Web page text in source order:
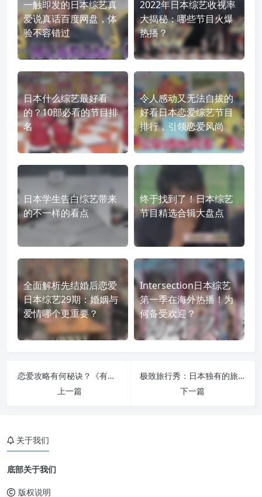
一触即发的日本综艺真
爱说真话百度网盘，体
验不容错过
2022年日本综艺收视率
大揭秘：哪些节目火爆
热播？
日本什么综艺最好看
的？10部必看的节目排
名
令人感动又无法自拔的
好看日本恋爱综艺节目
排行，引领恋爱风尚
日本学生告白综艺带来
的不一样的看点
终于找到了！日本综艺
节目精选合辑大盘点
全面解析先结婚后恋爱
日本综艺29期：婚姻与
爱情哪个更重要？
Intersection日本综艺
第一季在海外热播！为
何备受欢迎？
恋爱攻略有何秘诀？《有点心机又如何》第五期揭秘
上一篇
极致旅行秀：日本独有的旅行综艺节目风格
下一篇
关于我们
底部关于我们
版权说明